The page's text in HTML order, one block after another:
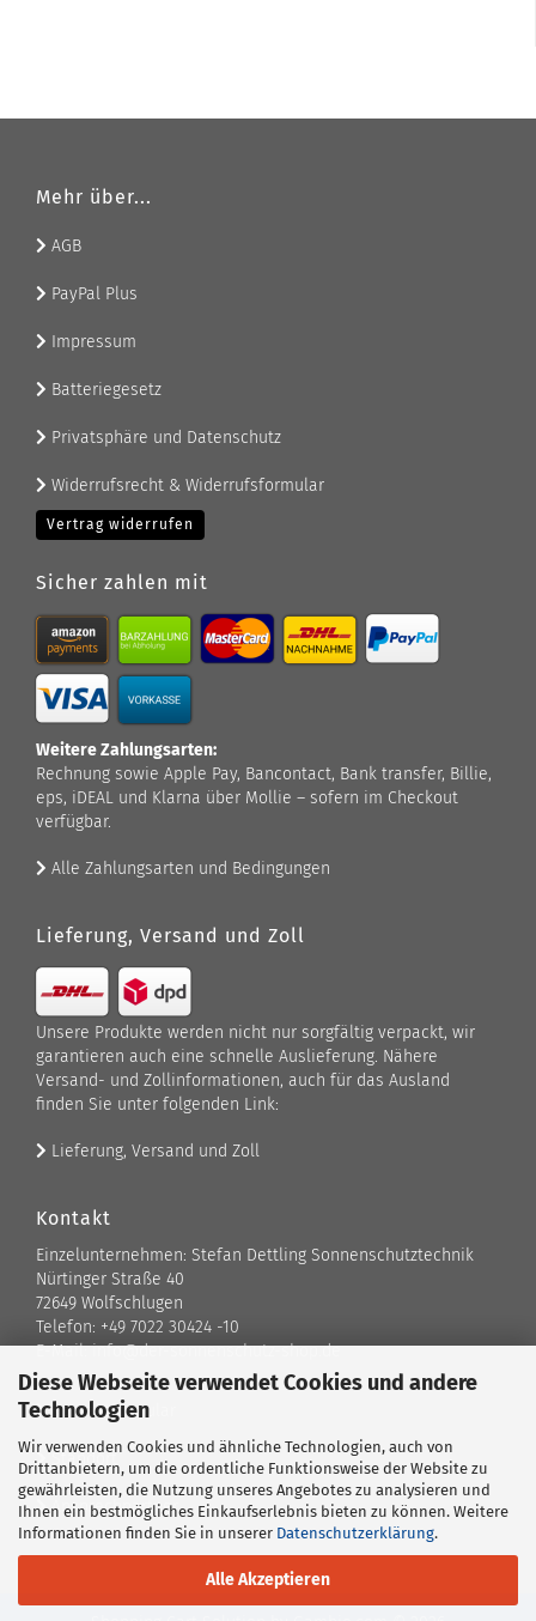
Diese Webseite verwendet Cookies und andere
Technologien
Wir verwenden Cookies und ähnliche Technologien, auch von
Drittanbietern, um die ordentliche Funktionsweise der Website zu
gewährleisten, die Nutzung unseres Angebotes zu analysieren und
Ihnen ein bestmögliches Einkaufserlebnis bieten zu können. Weitere
Informationen finden Sie in unserer Datenschutzerklärung.
Alle Akzeptieren
Mehr über...
AGB
PayPal Plus
Impressum
Batteriegesetz
Privatsphäre und Datenschutz
Widerrufsrecht & Widerrufsformular
Vertrag widerrufen
Sicher zahlen mit
Weitere Zahlungsarten:
Rechnung sowie Apple Pay, Bancontact, Bank transfer, Billie,
eps, iDEAL und Klarna über Mollie – sofern im Checkout
verfügbar.
Alle Zahlungsarten und Bedingungen
Lieferung, Versand und Zoll
Unsere Produkte werden nicht nur sorgfältig verpackt, wir
garantieren auch eine schnelle Auslieferung. Nähere
Versand- und Zollinformationen, auch für das Ausland
finden Sie unter folgenden Link:
Lieferung, Versand und Zoll
Kontakt
Einzelunternehmen: Stefan Dettling Sonnenschutztechnik
Nürtinger Straße 40
72649 Wolfschlugen
Telefon: +49 7022 30424 -10
E-Mail: info@der-sonnenschutz-shop.de
Kontaktformular
Standort
Ansprechpartner